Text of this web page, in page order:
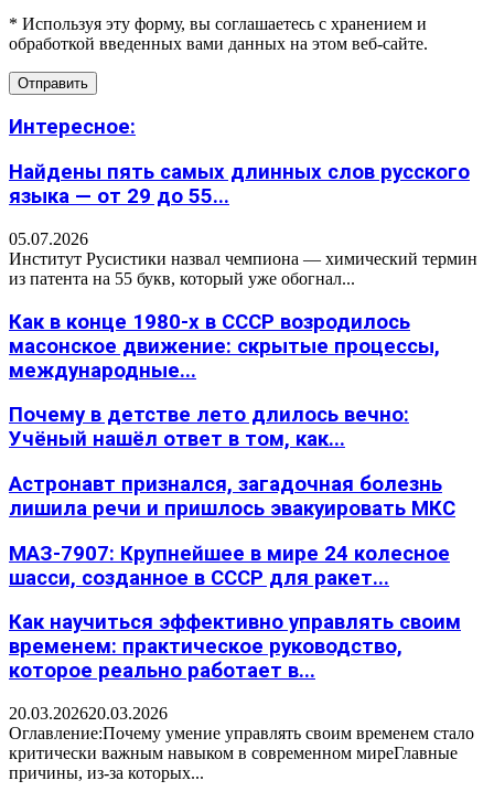
* Используя эту форму, вы соглашаетесь с хранением и
обработкой введенных вами данных на этом веб-сайте.
Интересное:
Найдены пять самых длинных слов русского
языка — от 29 до 55...
05.07.2026
Институт Русистики назвал чемпиона — химический термин
из патента на 55 букв, который уже обогнал...
Как в конце 1980-х в СССР возродилось
масонское движение: скрытые процессы,
международные...
Почему в детстве лето длилось вечно:
Учёный нашёл ответ в том, как...
Астронавт признался, загадочная болезнь
лишила речи и пришлось эвакуировать МКС
МАЗ-7907: Крупнейшее в мире 24 колесное
шасси, созданное в СССР для ракет...
Как научиться эффективно управлять своим
временем: практическое руководство,
которое реально работает в...
20.03.202620.03.2026
Оглавление:Почему умение управлять своим временем стало
критически важным навыком в современном миреГлавные
причины, из-за которых...